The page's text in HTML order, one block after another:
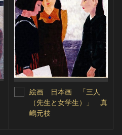
絵画 日本画 「三人
（先生と女学生）」 真
嶋元枝